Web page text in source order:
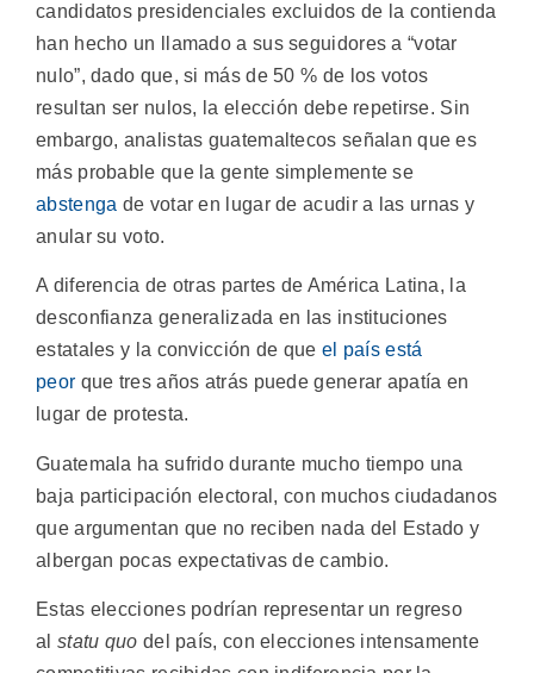
candidatos presidenciales excluidos de la contienda
han hecho un llamado a sus seguidores a “votar
nulo”, dado que, si más de 50 % de los votos
resultan ser nulos, la elección debe repetirse. Sin
embargo, analistas guatemaltecos señalan que es
más probable que la gente simplemente se
abstenga de votar en lugar de acudir a las urnas y
anular su voto.
A diferencia de otras partes de América Latina, la
desconfianza generalizada en las instituciones
estatales y la convicción de que el país está
peor que tres años atrás puede generar apatía en
lugar de protesta.
Guatemala ha sufrido durante mucho tiempo una
baja participación electoral, con muchos ciudadanos
que argumentan que no reciben nada del Estado y
albergan pocas expectativas de cambio.
Estas elecciones podrían representar un regreso
al statu quo del país, con elecciones intensamente